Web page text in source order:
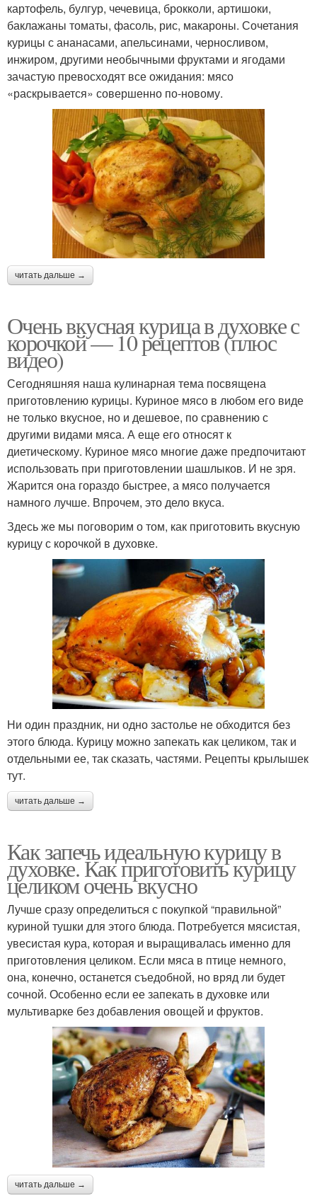
картофель, булгур, чечевица, брокколи, артишоки,
баклажаны томаты, фасоль, рис, макароны. Сочетания
курицы с ананасами, апельсинами, черносливом,
инжиром, другими необычными фруктами и ягодами
зачастую превосходят все ожидания: мясо
«раскрывается» совершенно по-новому.
читать дальше →
Очень вкусная курица в духовке с
корочкой — 10 рецептов (плюс
видео)
Сегодняшняя наша кулинарная тема посвящена
приготовлению курицы. Куриное мясо в любом его виде
не только вкусное, но и дешевое, по сравнению с
другими видами мяса. А еще его относят к
диетическому. Куриное мясо многие даже предпочитают
использовать при приготовлении шашлыков. И не зря.
Жарится она гораздо быстрее, а мясо получается
намного лучше. Впрочем, это дело вкуса.
Здесь же мы поговорим о том, как приготовить вкусную
курицу с корочкой в духовке.
Ни один праздник, ни одно застолье не обходится без
этого блюда. Курицу можно запекать как целиком, так и
отдельными ее, так сказать, частями. Рецепты крылышек
тут.
читать дальше →
Как запечь идеальную курицу в
духовке. Как приготовить курицу
целиком очень вкусно
Лучше сразу определиться с покупкой “правильной”
куриной тушки для этого блюда. Потребуется мясистая,
увесистая кура, которая и выращивалась именно для
приготовления целиком. Если мяса в птице немного,
она, конечно, останется съедобной, но вряд ли будет
сочной. Особенно если ее запекать в духовке или
мультиварке без добавления овощей и фруктов.
читать дальше →